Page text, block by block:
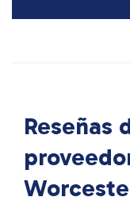
Reseñas